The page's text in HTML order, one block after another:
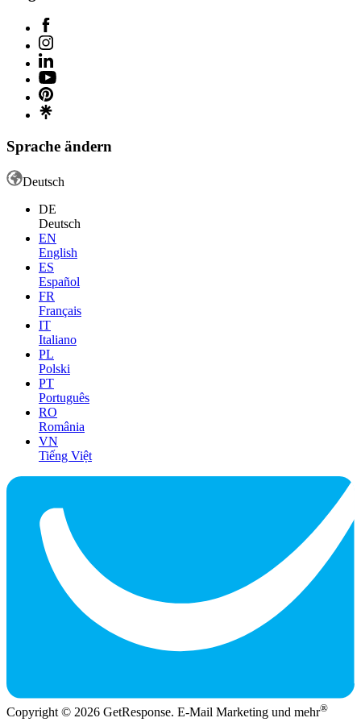
Sprache ändern
Deutsch
DE
Deutsch
EN
English
ES
Español
FR
Français
IT
Italiano
PL
Polski
PT
Português
RO
România
VN
Tiếng Việt
Copyright © 2026 GetResponse. E-Mail Marketing und mehr®